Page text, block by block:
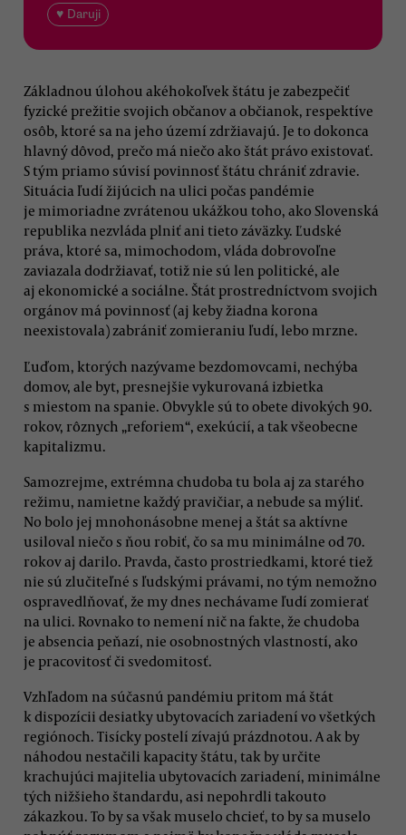
♥ Daruji
Základnou úlohou akéhokoľvek štátu je zabezpečiť
fyzické prežitie svojich občanov a občianok, respektíve
osôb, ktoré sa na jeho území zdržiavajú. Je to dokonca
hlavný dôvod, prečo má niečo ako štát právo existovať.
S tým priamo súvisí povinnosť štátu chrániť zdravie.
Situácia ľudí žijúcich na ulici počas pandémie
je mimoriadne zvrátenou ukážkou toho, ako Slovenská
republika nezvláda plniť ani tieto záväzky. Ľudské
práva, ktoré sa, mimochodom, vláda dobrovoľne
zaviazala dodržiavať, totiž nie sú len politické, ale
aj ekonomické a sociálne. Štát prostredníctvom svojich
orgánov má povinnosť (aj keby žiadna korona
neexistovala) zabrániť zomieraniu ľudí, lebo mrzne.
Ľuďom, ktorých nazývame bezdomovcami, nechýba
domov, ale byt, presnejšie vykurovaná izbietka
s miestom na spanie. Obvykle sú to obete divokých 90.
rokov, rôznych „reforiem“, exekúcií, a tak všeobecne
kapitalizmu.
Samozrejme, extrémna chudoba tu bola aj za starého
režimu, namietne každý pravičiar, a nebude sa mýliť.
No bolo jej mnohonásobne menej a štát sa aktívne
usiloval niečo s ňou robiť, čo sa mu minimálne od 70.
rokov aj darilo. Pravda, často prostriedkami, ktoré tiež
nie sú zlučiteľné s ľudskými právami, no tým nemožno
ospravedlňovať, že my dnes nechávame ľudí zomierať
na ulici. Rovnako to nemení nič na fakte, že chudoba
je absencia peňazí, nie osobnostných vlastností, ako
je pracovitosť či svedomitosť.
Vzhľadom na súčasnú pandémiu pritom má štát
k dispozícii desiatky ubytovacích zariadení vo všetkých
regiónoch. Tisícky postelí zívajú prázdnotou. A ak by
náhodou nestačili kapacity štátu, tak by určite
krachujúci majitelia ubytovacích zariadení, minimálne
tých nižšieho štandardu, asi nepohrdli takouto
zákazkou. To by sa však muselo chcieť, to by sa muselo